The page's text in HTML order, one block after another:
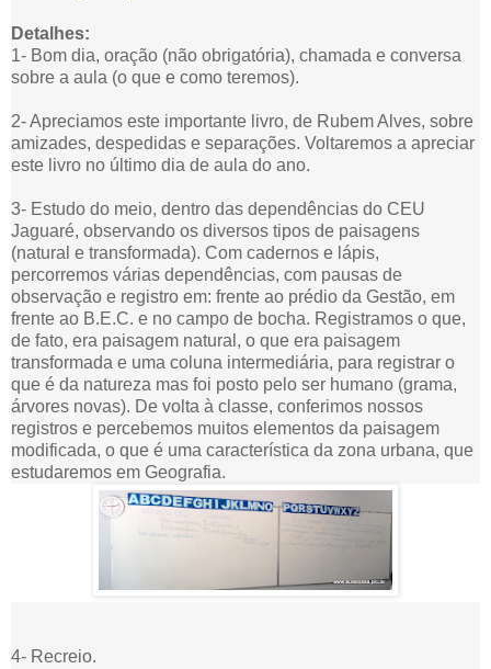
Detalhes:
1- Bom dia, oração (não obrigatória), chamada e conversa
sobre a aula (o que e como teremos).
2- Apreciamos este importante livro, de Rubem Alves, sobre
amizades, despedidas e separações. Voltaremos a apreciar
este livro no último dia de aula do ano.
3- Estudo do meio, dentro das dependências do CEU
Jaguaré, observando os diversos tipos de paisagens
(natural e transformada). Com cadernos e lápis,
percorremos várias dependências, com pausas de
observação e registro em: frente ao prédio da Gestão, em
frente ao B.E.C. e no campo de bocha. Registramos o que,
de fato, era paisagem natural, o que era paisagem
transformada e uma coluna intermediária, para registrar o
que é da natureza mas foi posto pelo ser humano (grama,
árvores novas). De volta à classe, conferimos nossos
registros e percebemos muitos elementos da paisagem
modificada, o que é uma característica da zona urbana, que
estudaremos em Geografia.
4- Recreio.